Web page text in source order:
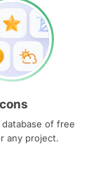
of free
any project.